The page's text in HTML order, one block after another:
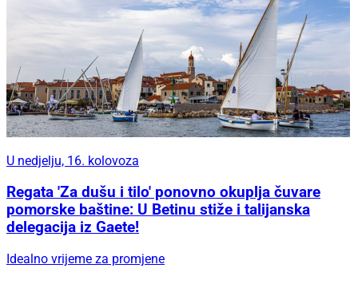
U nedjelju, 16. kolovoza
Regata 'Za dušu i tilo' ponovno okuplja čuvare
pomorske baštine: U Betinu stiže i talijanska
delegacija iz Gaete!
Idealno vrijeme za promjene